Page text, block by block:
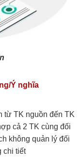
Ý nghĩa
từ TK nguồn đến TK
cả 2 TK cùng đối
không quản lý đối
chi tiết